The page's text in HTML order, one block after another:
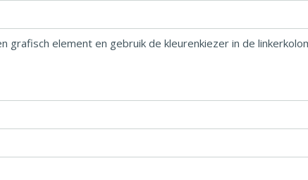
grafisch element en gebruik de kleurenkiezer in de